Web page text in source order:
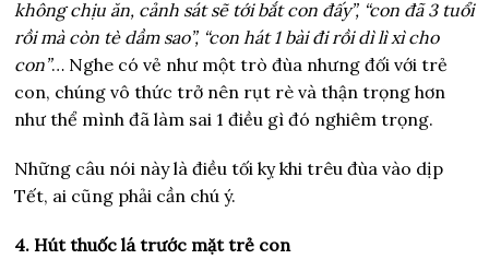
không chịu ăn, cảnh sát sẽ tới bắt con đấy”, “con đã 3 tuổi
rồi mà còn tè dầm sao”, “con hát 1 bài đi rồi dì lì xì cho
con”… Nghe có vẻ như một trò đùa nhưng đối với trẻ
con, chúng vô thức trở nên rụt rè và thận trọng hơn
như thể mình đã làm sai 1 điều gì đó nghiêm trọng.
Những câu nói này là điều tối kỵ khi trêu đùa vào dịp
Tết, ai cũng phải cần chú ý.
4. Hút thuốc lá trước mặt trẻ con